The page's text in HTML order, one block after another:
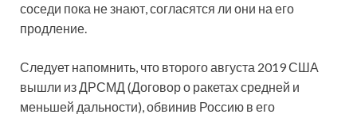
соседи пока не знают, согласятся ли они на его
продление.
Следует напомнить, что второго августа 2019 США
вышли из ДРСМД (Договор о ракетах средней и
меньшей дальности), обвинив Россию в его